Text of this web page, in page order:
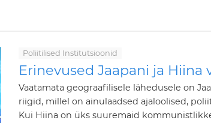
Poliitilised Institutsioonid
Erinevused Jaapani ja Hiina
Vaatamata geograafilisele lähedusele on
riigid, millel on ainulaadsed ajaloolised,
Kui Hiina on üks suuremaid